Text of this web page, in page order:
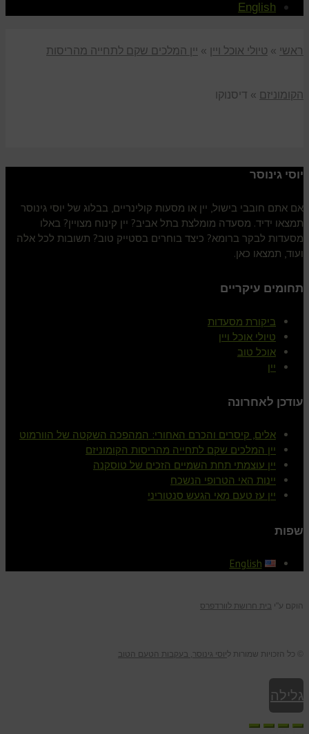
English
ראשי » טיולי אוכל ויין » יין המלכים שקם לתחייה מהריסות
הקומוניזם » דיסנוקו
יוסי גינוסר
אם אתם חובבי בישול, יין או מסעות קולינריים, בבלוג של יוסי גינוסר
תמצאו ידיד. מסעדה מומלצת בתל אביב? יין קינוח מצויין? באלו
מסעדות לבקר ברומא? כיצד בוחרים בסטייק טוב? תשובות לכל אלה
ועוד, תמצאו כאן.
תחומים עיקריים
ביקורת מסעדות
טיולי אוכל ויין
אוכל טוב
יין
עודכן לאחרונה
אלים, קיסרים והכרם האחורי: המהפכה השקטה של הוורמוט
יין המלכים שקם לתחייה מהריסות הקומוניזם
יין עוצמתי תחת השמיים הזכים של טוסקנה
יינות האי הטרופי הנשכח
יין עז טעם מאי הגעש סנטוריני
שפות
English
הוקם ע"י בית חרושת לוורדפרס
© כל הזכויות שמורות ליוסי גינוסר, בעקבות הטעם הטוב
גלילה
לראש